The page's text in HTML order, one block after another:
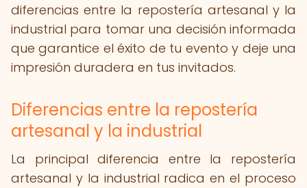
diferencias entre la repostería artesanal y la
industrial para tomar una decisión informada
que garantice el éxito de tu evento y deje una
impresión duradera en tus invitados.
Diferencias entre la repostería
artesanal y la industrial
La principal diferencia entre la repostería
artesanal y la industrial radica en el proceso